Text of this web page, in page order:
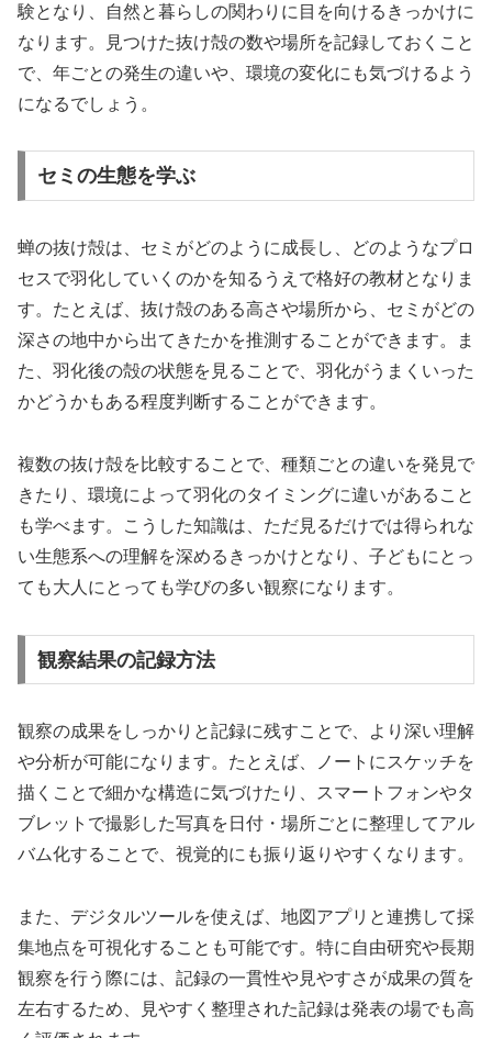
験となり、自然と暮らしの関わりに目を向けるきっかけに
なります。見つけた抜け殻の数や場所を記録しておくこと
で、年ごとの発生の違いや、環境の変化にも気づけるよう
になるでしょう。
セミの生態を学ぶ
蝉の抜け殻は、セミがどのように成長し、どのようなプロ
セスで羽化していくのかを知るうえで格好の教材となりま
す。たとえば、抜け殻のある高さや場所から、セミがどの
深さの地中から出てきたかを推測することができます。ま
た、羽化後の殻の状態を見ることで、羽化がうまくいった
かどうかもある程度判断することができます。
複数の抜け殻を比較することで、種類ごとの違いを発見で
きたり、環境によって羽化のタイミングに違いがあること
も学べます。こうした知識は、ただ見るだけでは得られな
い生態系への理解を深めるきっかけとなり、子どもにとっ
ても大人にとっても学びの多い観察になります。
観察結果の記録方法
観察の成果をしっかりと記録に残すことで、より深い理解
や分析が可能になります。たとえば、ノートにスケッチを
描くことで細かな構造に気づけたり、スマートフォンやタ
ブレットで撮影した写真を日付・場所ごとに整理してアル
バム化することで、視覚的にも振り返りやすくなります。
また、デジタルツールを使えば、地図アプリと連携して採
集地点を可視化することも可能です。特に自由研究や長期
観察を行う際には、記録の一貫性や見やすさが成果の質を
左右するため、見やすく整理された記録は発表の場でも高